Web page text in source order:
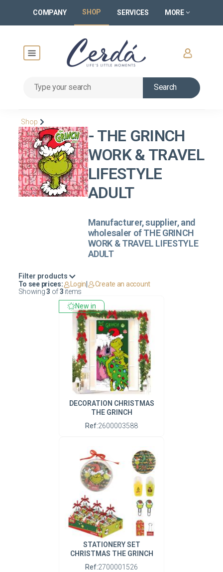
COMPANY SHOP SERVICES MORE
Search
Shop
- THE GRINCH
WORK & TRAVEL
LIFESTYLE
ADULT
Manufacturer, supplier, and
wholesaler of THE GRINCH
WORK & TRAVEL LIFESTYLE
ADULT
Filter products
Showing3 of3 items
To see prices: Login Create an account
DECORATION CHRISTMAS
THE GRINCH
Ref:2600003588
New in
STATIONERY SET
CHRISTMAS THE GRINCH
Ref:2700001526